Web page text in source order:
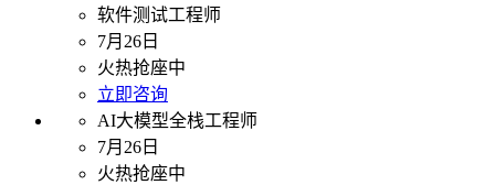
软件测试工程师
7月26日
火热抢座中
立即咨询
AI大模型全栈工程师
7月26日
火热抢座中